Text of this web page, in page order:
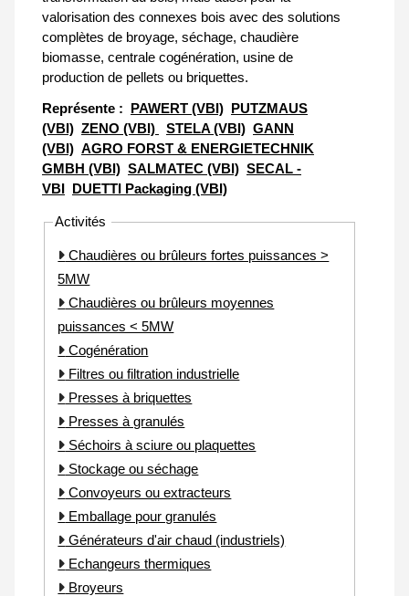
valorisation des connexes bois avec des solutions
complètes de broyage, séchage, chaudière
biomasse, centrale cogénération, usine de
production de pellets ou briquettes.
Représente : PAWERT (VBI) PUTZMAUS
(VBI) ZENO (VBI) STELA (VBI) GANN
(VBI) AGRO FORST & ENERGIETECHNIK
GMBH (VBI) SALMATEC (VBI) SECAL -
VBI DUETTI Packaging (VBI)
Activités
Chaudières ou brûleurs fortes puissances >
5MW
Chaudières ou brûleurs moyennes
puissances < 5MW
Cogénération
Filtres ou filtration industrielle
Presses à briquettes
Presses à granulés
Séchoirs à sciure ou plaquettes
Stockage ou séchage
Convoyeurs ou extracteurs
Emballage pour granulés
Générateurs d'air chaud (industriels)
Echangeurs thermiques
Broyeurs